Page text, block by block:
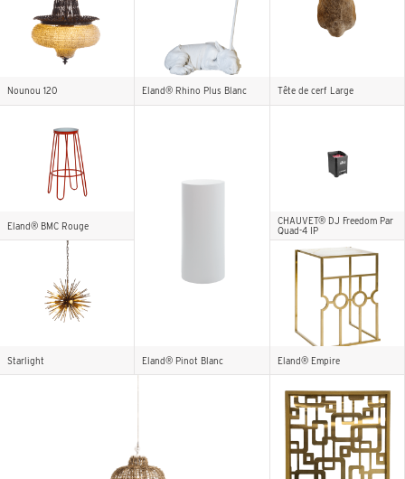
Tête de cerf Large
Nounou 120 Eland® Rhino Plus Blanc
CHAUVET® DJ Freedom Par
Quad-4 IP
Eland® BMC Rouge
Eland® Pinot Blanc Eland® Empire
Starlight